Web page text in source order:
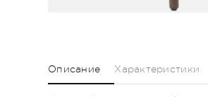
Описание Характеристики